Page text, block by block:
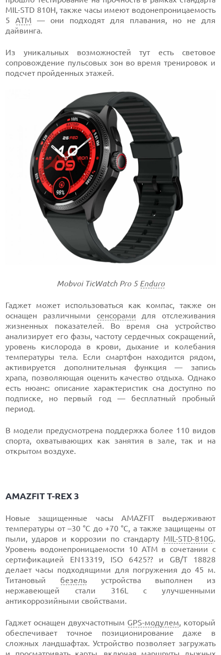
MIL-STD 810H, также часы имеют водонепроницаемость
5АТМ — они подходят для плавания, но не для
дайвинга.
Из уникальных возможностей тут есть световое
сопровождение пульсовых зон во время тренировок и
подсчет пройденных этажей.
Mobvoi TicWatch Pro 5 Enduro
Гаджет может использоваться как компас, также он
оснащен различными сенсорами для отслеживания
жизненных показателей. Во время сна устройство
анализирует его фазы, частоту сердечных сокращений,
уровень кислорода в крови, дыхание и колебания
температуры тела. Если смартфон находится рядом,
активируется дополнительная функция — запись
храпа, позволяющая оценить качество отдыха. Однако
есть нюанс: описание характеристик сна доступно по
подписке, но первый год — бесплатный пробный
период.
В модели предусмотрена поддержка более 110 видов
спорта, охватывающих как занятия в зале, так и на
открытом воздухе.
AMAZFIT T-REX 3
Новые защищенные часы AMAZFIT выдерживают
температуры от –30 °C до +70 °C, а также защищены от
пыли, ударов и коррозии по стандарту MIL-STD-810G.
Уровень водонепроницаемости 10 ATM в сочетании с
сертификацией EN13319, ISO 6425?? и GB/T 18828
делает часы подходящими для погружения до 45 м.
Титановый безельустройства выполнен из
нержавеющей стали 316L с улучшенными
антикоррозийными свойствами.
Гаджет оснащен двухчастотным GPS-модулем, который
обеспечивает точное позиционирование даже в
сложных ландшафтах. Устройство позволяет загружать